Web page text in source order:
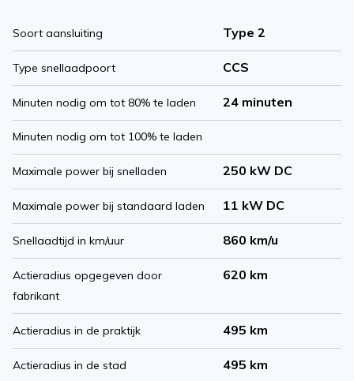
Soort aansluiting Type 2
Type snellaadpoort CCS
Minuten nodig om tot 80% te laden 24 minuten
Minuten nodig om tot 100% te laden
Maximale power bij snelladen 250 kW DC
Maximale power bij standaard laden 11 kW DC
Snellaadtijd in km/uur 860 km/u
Actieradius opgegeven door
fabrikant
620 km
Actieradius in de praktijk 495 km
Actieradius in de stad 495 km